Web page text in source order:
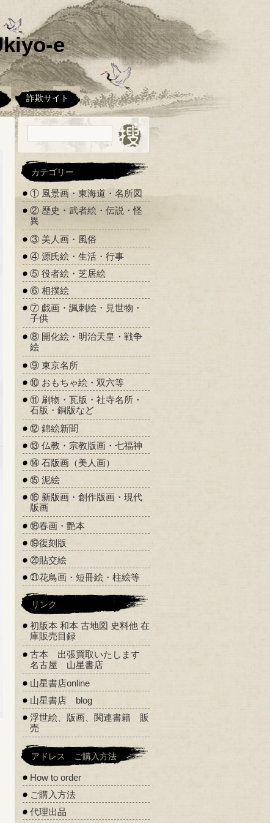
e
詐欺サイト
カテゴリー
① 風景画・東海道・名所図
② 歴史・武者絵・伝説・怪
異
③ 美人画・風俗
④ 源氏絵・生活・行事
⑤ 役者絵・芝居絵
⑥ 相撲絵
⑦ 戯画・諷刺絵・見世物・
子供
⑧ 開化絵・明治天皇・戦争
絵
⑨ 東京名所
⑩ おもちゃ絵・双六等
⑪ 刷物・瓦版・社寺名所・
石版・銅版など
⑫ 錦絵新聞
⑬ 仏教・宗教版画・七福神
⑭ 石版画（美人画）
⑮ 泥絵
⑯ 新版画・創作版画・現代
版画
⑱春画・艶本
⑲復刻版
⑳貼交絵
㉑花鳥画・短冊絵・柱絵等
リンク
初版本 和本 古地図 史料他 在
庫販売目録
古本 出張買取いたします
名古屋 山星書店
山星書店online
山星書店 blog
浮世絵、版画、関連書籍 販
売
アドレス ご購入方法
How to order
ご購入方法
代理出品